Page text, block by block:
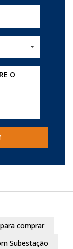
comprar
Subestação